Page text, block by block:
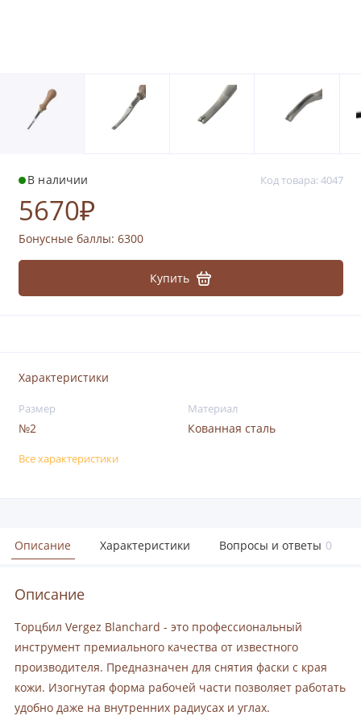
В наличии Код товара: 4047
5670₽
Бонусные баллы: 6300
Купить
Характеристики
Размер
№2
Материал
Кованная сталь
Все характеристики
Описание Характеристики Вопросы и ответы 0
Описание
Торцбил Vergez Blanchard - это профессиональный
инструмент премиального качества от известного
производителя. Предназначен для снятия фаски с края
кожи. Изогнутая форма рабочей части позволяет работать
удобно даже на внутренних радиусах и углах.